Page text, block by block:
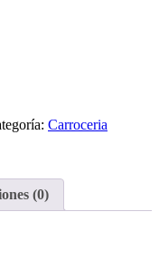
Carroceria
(0)